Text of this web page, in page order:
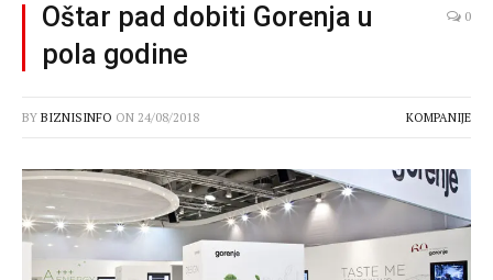
Oštar pad dobiti Gorenja u
pola godine
0
BY BIZNISINFO ON 24/08/2018 KOMPANIJE